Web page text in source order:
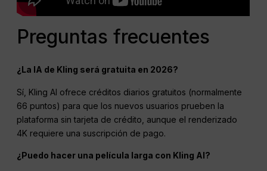
Preguntas frecuentes
¿La IA de Kling será gratuita en 2026?
Sí, Kling AI ofrece créditos diarios gratuitos (normalmente
66 puntos) para que los nuevos usuarios prueben la
plataforma sin tarjeta de crédito, aunque el renderizado
4K requiere una suscripción de pago.
¿Puedo hacer una película larga con Kling AI?